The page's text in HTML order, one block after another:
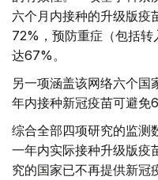
六个月内接种的升级版疫
72%，预防重症（包括
达67%。
另一项涵盖该网络六个国
年内接种新冠疫苗可避免
综合全部四项研究的监测
一年内实际接种升级版疫
究的国家已不再提供新冠